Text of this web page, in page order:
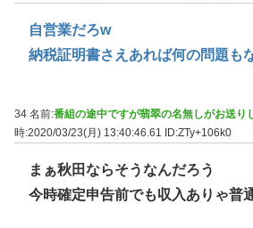
自営業だろw
納税証明書さえあれば何の問題も
34 名前:番組の途中ですが翡翠の名無しがお送り
時:2020/03/23(月) 13:40:46.61 ID:ZTy+106k0
まぁ秋田ならそうなんだろう
今時確定申告前でも収入ありゃ普